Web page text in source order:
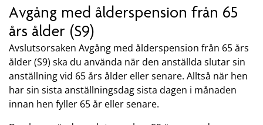
Avgång med ålderspension från 65
års ålder (S9)
Avslutsorsaken Avgång med ålderspension från 65 års
ålder (S9) ska du använda när den anställda slutar sin
anställning vid 65 års ålder eller senare. Alltså när hen
har sin sista anställningsdag sista dagen i månaden
innan hen fyller 65 år eller senare.